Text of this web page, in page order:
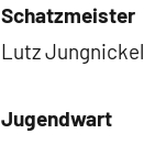
Schatzmeister
Lutz Jungnickel
Jugendwart